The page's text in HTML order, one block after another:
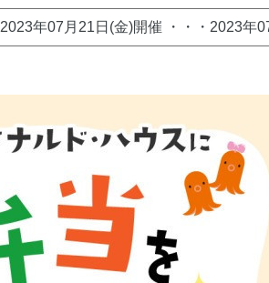
2023年07月21日(金)開催 ・・・2023年